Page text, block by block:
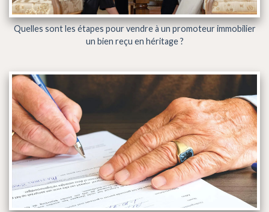
Quelles sont les étapes pour vendre à un promoteur immobilier
un bien reçu en héritage ?